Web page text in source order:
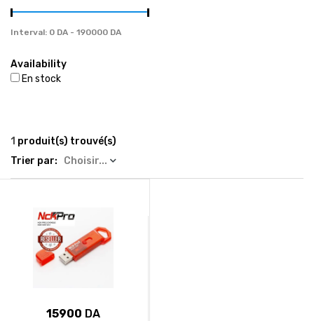
Interval:
Availability
En stock
1 produit(s) trouvé(s)
Trier par:
Choisir...
15900 DA